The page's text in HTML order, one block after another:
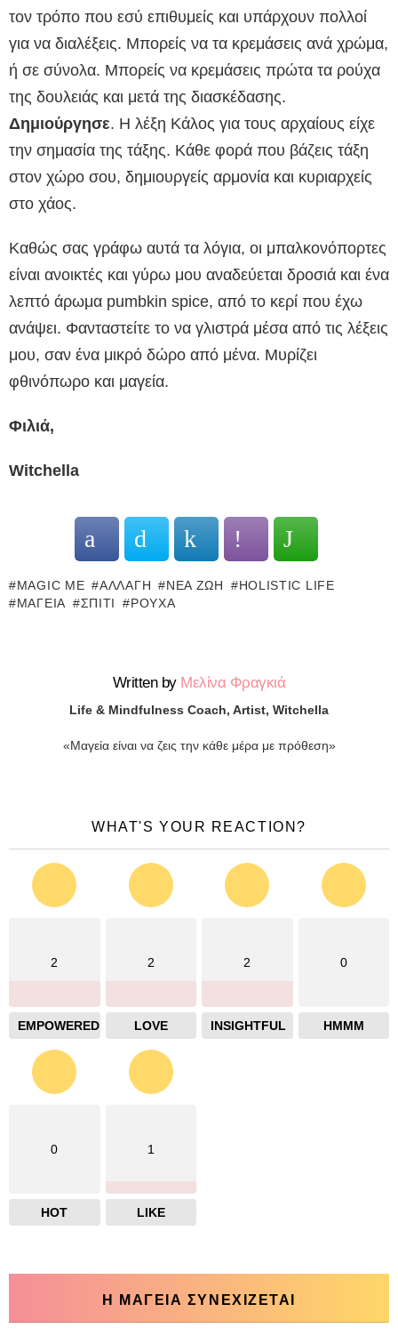
τον τρόπο που εσύ επιθυμείς και υπάρχουν πολλοί
για να διαλέξεις. Μπορείς να τα κρεμάσεις ανά χρώμα,
ή σε σύνολα. Μπορείς να κρεμάσεις πρώτα τα ρούχα
της δουλειάς και μετά της διασκέδασης.
Δημιούργησε. Η λέξη Κάλος για τους αρχαίους είχε
την σημασία της τάξης. Κάθε φορά που βάζεις τάξη
στον χώρο σου, δημιουργείς αρμονία και κυριαρχείς
στο χάος.
Καθώς σας γράφω αυτά τα λόγια, οι μπαλκονόπορτες
είναι ανοικτές και γύρω μου αναδεύεται δροσιά και ένα
λεπτό άρωμα pumbkin spice, από το κερί που έχω
ανάψει. Φανταστείτε το να γλιστρά μέσα από τις λέξεις
μου, σαν ένα μικρό δώρο από μένα. Μυρίζει
φθινόπωρο και μαγεία.
Φιλιά,
Witchella
MAGIC ME ΑΛΛΑΓΉ ΝΈΑ ΖΩΉ
HOLISTIC LIFE
ΜΑΓΕΊΑ
ΣΠΊΤΙ ΡΟΎΧΑ
Written by Μελίνα Φραγκιά
Life & Mindfulness Coach, Artist, Witchella
«Μαγεία είναι να ζεις την κάθε μέρα με πρόθεση»
WHAT'S YOUR REACTION?
2
EMPOWERED
2
LOVE
2
INSIGHTFUL
0
HMMM
0
HOT
1
LIKE
Η ΜΑΓΕΙΑ ΣΥΝΕΧΙΖΕΤΑΙ